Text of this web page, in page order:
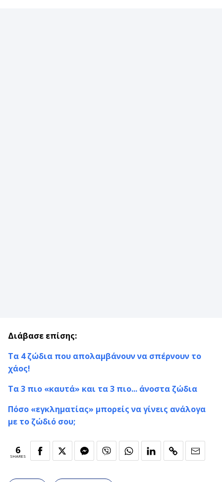
Διάβασε επίσης:
Τα 4 ζώδια που απολαμβάνουν να σπέρνουν το
χάος!
Τα 3 πιο «καυτά» και τα 3 πιο... άνοστα ζώδια
Πόσο «εγκληματίας» μπορείς να γίνεις ανάλογα
με το ζώδιό σου;
6
SHARES